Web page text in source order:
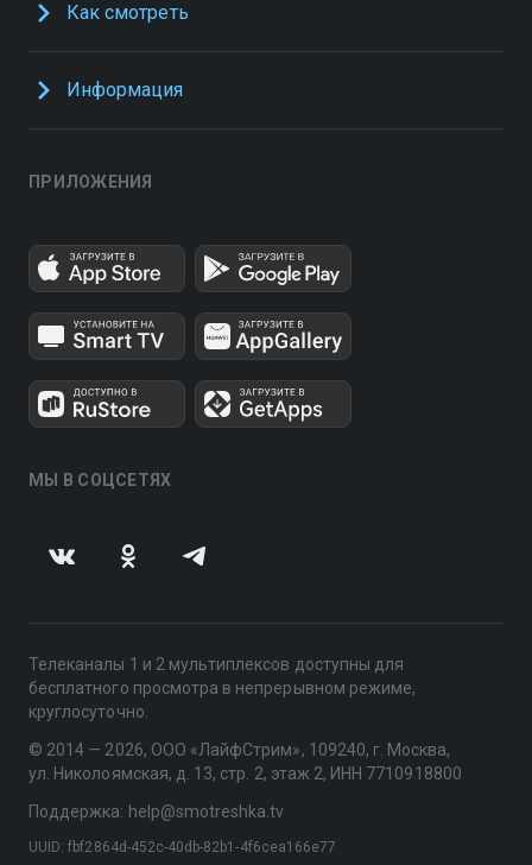
Как смотреть
Информация
ПРИЛОЖЕНИЯ
МЫ В СОЦСЕТЯХ
Телеканалы 1 и 2 мультиплексов доступны для
бесплатного просмотра в непрерывном режиме,
круглосуточно.
© 2014 — 2026, ООО «ЛайфСтрим», 109240, г. Москва,
ул. Николоямская, д. 13, стр. 2, этаж 2, ИНН 7710918800
Поддержка: help@smotreshka.tv
UUID: fbf2864d-452c-40db-82b1-4f6cea166e77